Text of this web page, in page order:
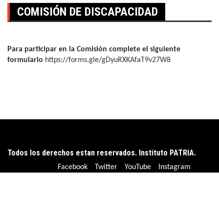
COMISIÓN DE DISCAPACIDAD
Para participar en la Comisión complete el siguiente
formulario https://forms.gle/gDyuRXKAfaT9v27W8
Todos los derechos estan reservados. Instituto PATRIA.
Facebook Twitter YouTube Instagram